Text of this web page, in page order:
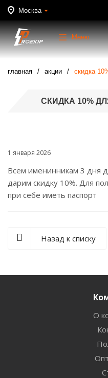
Москва
Меню
главная акции скидка
СКИДКА 10%
1 января 2026
Всем именинникам 3 дня
дарим скидку 10%. Для
при себе иметь паспорт
Назад к списку
О